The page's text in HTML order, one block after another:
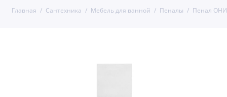
Главная Сантехника Мебель для ванной Пеналы Пенал